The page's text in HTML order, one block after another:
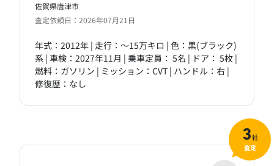
佐賀県唐津市
査定依頼日：2026年07月21日
年式：2012年 | 走行：～15万キロ | 色：黒(ブラック)
系 | 車検：2027年11月 | 乗車定員： 5名 | ドア： 5枚 |
燃料：ガソリン | ミッション：CVT | ハンドル：右 |
修復歴：なし
3社
査定